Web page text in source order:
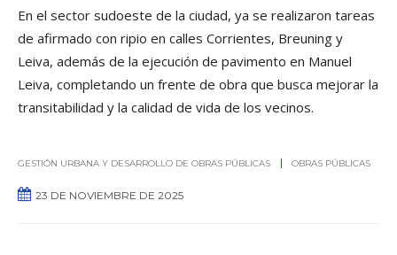
En el sector sudoeste de la ciudad, ya se realizaron tareas
de afirmado con ripio en calles Corrientes, Breuning y
Leiva, además de la ejecución de pavimento en Manuel
Leiva, completando un frente de obra que busca mejorar la
transitabilidad y la calidad de vida de los vecinos.
GESTIÓN URBANA Y DESARROLLO DE OBRAS PÚBLICAS OBRAS PÚBLICAS
23 DE NOVIEMBRE DE 2025